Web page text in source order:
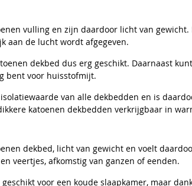
vulling en zijn daardoor licht van
aan de lucht wordt afgegeven.
dekbed dus erg geschikt. Daarnaast
bent voor huisstofmijt.
van alle dekbedden en is
katoenen dekbedden verkrijgbaar in
dekbed, licht van gewicht en voelt
veertjes, afkomstig van ganzen of eenden.
voor een koude slaapkamer, maar